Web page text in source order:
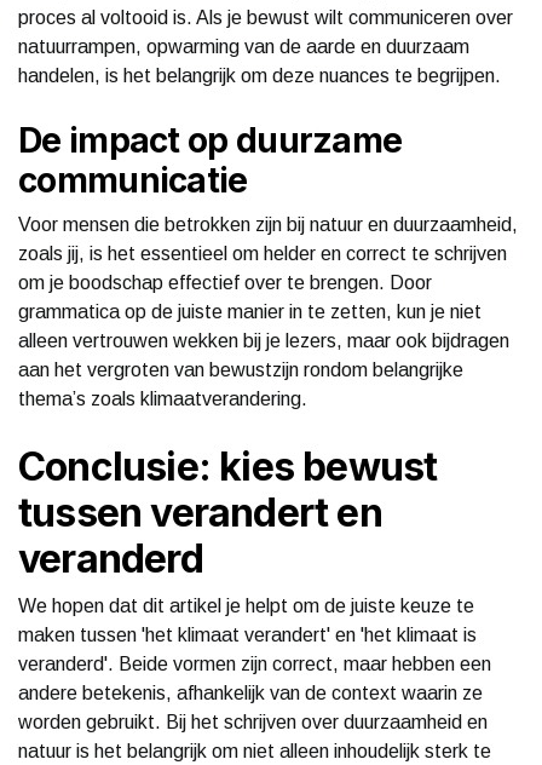
proces al voltooid is. Als je bewust wilt communiceren over
natuurrampen, opwarming van de aarde en duurzaam
handelen, is het belangrijk om deze nuances te begrijpen.
De impact op duurzame
communicatie
Voor mensen die betrokken zijn bij natuur en duurzaamheid,
zoals jij, is het essentieel om helder en correct te schrijven
om je boodschap effectief over te brengen. Door
grammatica op de juiste manier in te zetten, kun je niet
alleen vertrouwen wekken bij je lezers, maar ook bijdragen
aan het vergroten van bewustzijn rondom belangrijke
thema’s zoals klimaatverandering.
Conclusie: kies bewust
tussen verandert en
veranderd
We hopen dat dit artikel je helpt om de juiste keuze te
maken tussen 'het klimaat verandert' en 'het klimaat is
veranderd'. Beide vormen zijn correct, maar hebben een
andere betekenis, afhankelijk van de context waarin ze
worden gebruikt. Bij het schrijven over duurzaamheid en
natuur is het belangrijk om niet alleen inhoudelijk sterk te